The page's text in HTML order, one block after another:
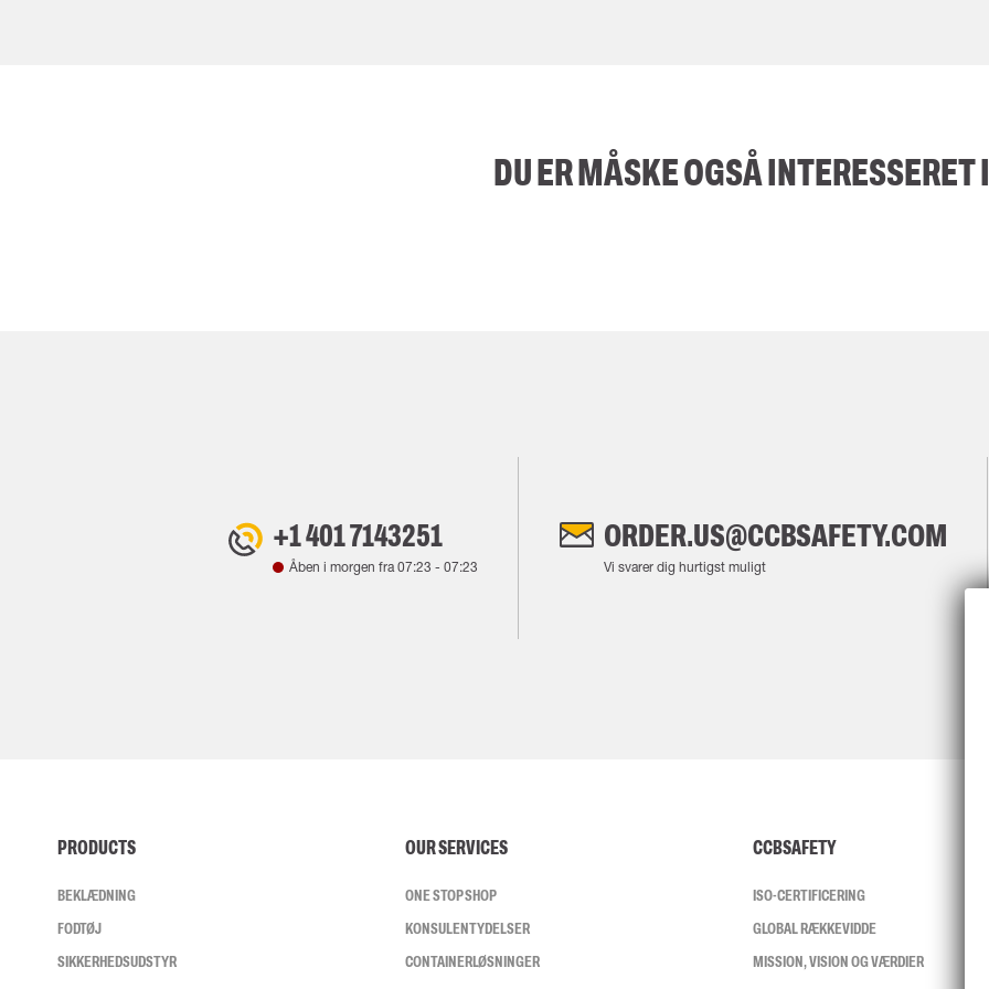
DU ER MÅSKE OGSÅ INTERESSERET I
+1 401 7143251
Åben i morgen fra07:23 - 07:23
ORDER.US@CCBSAFETY.COM
Vi svarer dig hurtigst muligt
PRODUCTS
BEKLÆDNING
FODTØJ
SIKKERHEDSUDSTYR
OUR SERVICES
ONE STOP SHOP
KONSULENTYDELSER
CONTAINERLØSNINGER
CCBSAFETY
ISO-CERTIFICERING
GLOBAL RÆKKEVIDDE
MISSION, VISION OG VÆRDIER